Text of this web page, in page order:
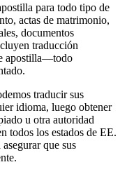
para todo tipo de
actas de matrimonio,
documentos
traducción
apostilla—todo
traducir sus
idioma, luego obtener
u otra autoridad
todos los estados de EE.
que sus